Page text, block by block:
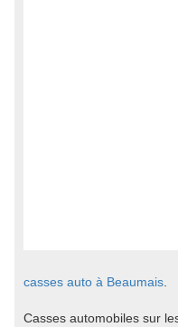
casses auto à Beaumais
Casses automobiles sur